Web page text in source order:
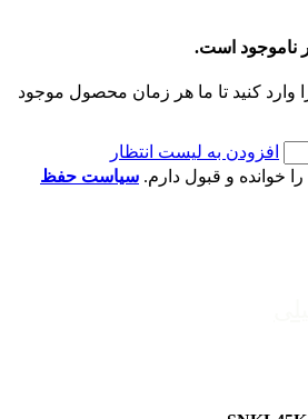
ناموجود است.
وارد کنید تا ما هر زمان محصول موجود
افزودن به لیست انتظار
خوانده و قبول دارم. سیاست حفظ